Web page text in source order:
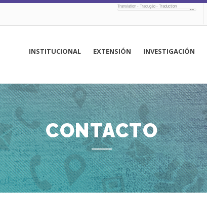
Translation - Tradução - Traduction
principal
INSTITUCIONAL EXTENSIÓN INVESTIGACIÓN
CONTACTO